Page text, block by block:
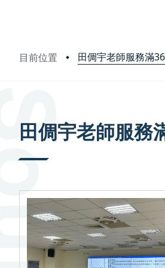
目前位置 田倜宇老師服務滿
田倜宇老師服務